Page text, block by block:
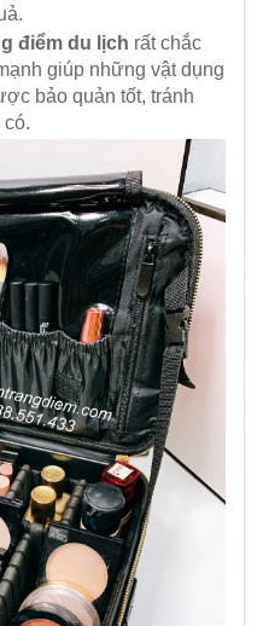
điểm du lịch rất chắc
giúp những vật dụng
bảo quản tốt, tránh